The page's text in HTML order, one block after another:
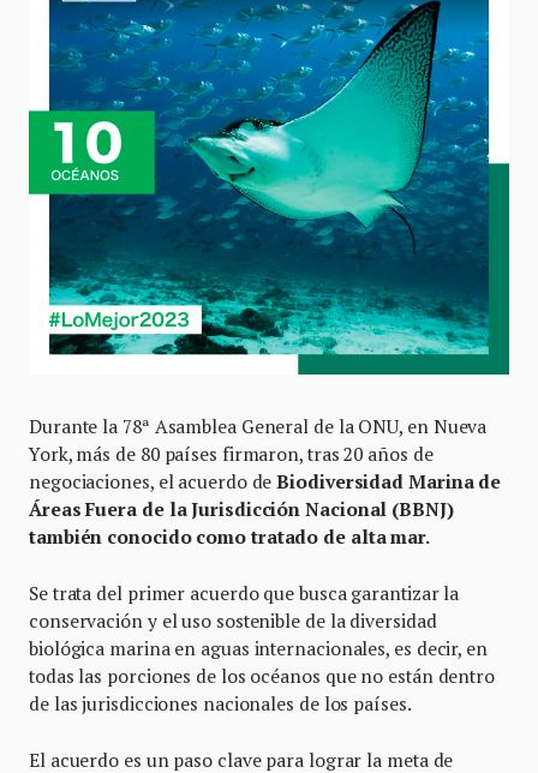
Durante la 78ª Asamblea General de la ONU, en Nueva
York, más de 80 países firmaron, tras 20 años de
negociaciones, el acuerdo deBiodiversidad Marina de
Áreas Fuera de la Jurisdicción Nacional (BBNJ)
también conocido como tratado de alta mar.
Se trata del primer acuerdo que busca garantizar la
conservación y el uso sostenible de la diversidad
biológica marina en aguas internacionales, es decir, en
todas las porciones de los océanos que no están dentro
de las jurisdicciones nacionales de los países.
El acuerdo es un paso clave para lograr la meta de